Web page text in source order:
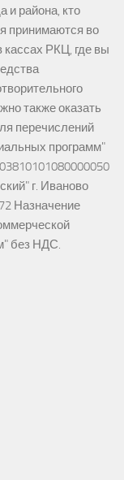
и района, кто
принимаются во
кассах РКЦ, где вы
также оказать
перечислений
программ"
г. Иваново
Назначение
без НДС.